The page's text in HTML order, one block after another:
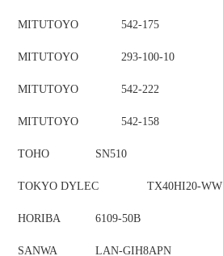
MITUTOYO 542-175
MITUTOYO 293-100-10
MITUTOYO 542-222
MITUTOYO 542-158
TOHO SN510
TOKYO DYLEC TX40HI20-WW
HORIBA 6109-50B
SANWA LAN-GIH8APN